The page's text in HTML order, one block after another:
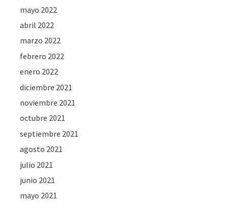
mayo 2022
abril 2022
marzo 2022
febrero 2022
enero 2022
diciembre 2021
noviembre 2021
octubre 2021
septiembre 2021
agosto 2021
julio 2021
junio 2021
mayo 2021